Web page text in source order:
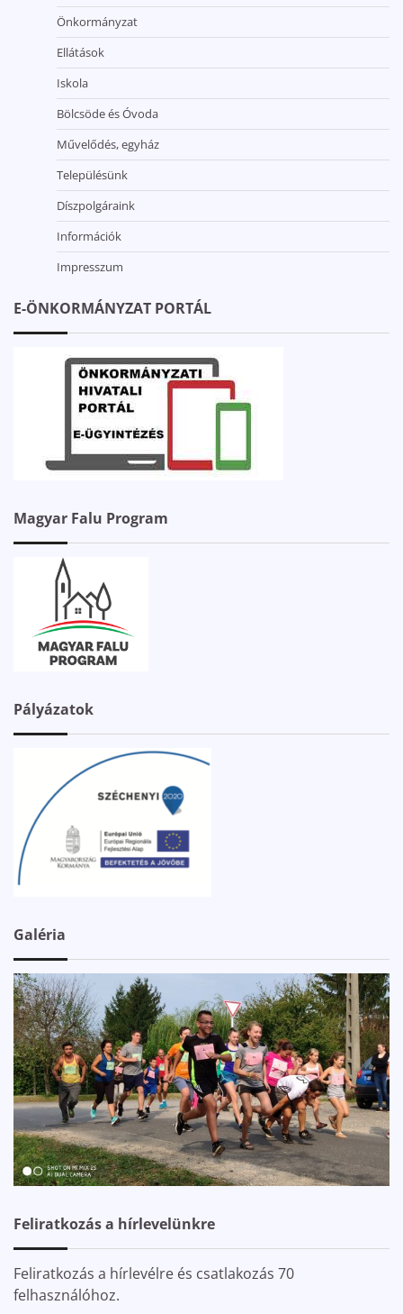
Önkormányzat
Ellátások
Iskola
Bölcsöde és Óvoda
Művelődés, egyház
Településünk
Díszpolgáraink
Információk
Impresszum
E-ÖNKORMÁNYZAT PORTÁL
Magyar Falu Program
Pályázatok
Galéria
Feliratkozás a hírlevelünkre
Feliratkozás a hírlevélre és csatlakozás 70
felhasználóhoz.